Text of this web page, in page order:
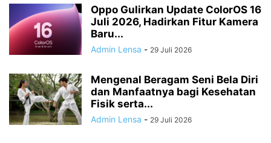
Oppo Gulirkan Update ColorOS 16
Juli 2026, Hadirkan Fitur Kamera
Baru...
Admin Lensa - 29 Juli 2026
Mengenal Beragam Seni Bela Diri
dan Manfaatnya bagi Kesehatan
Fisik serta...
Admin Lensa - 29 Juli 2026